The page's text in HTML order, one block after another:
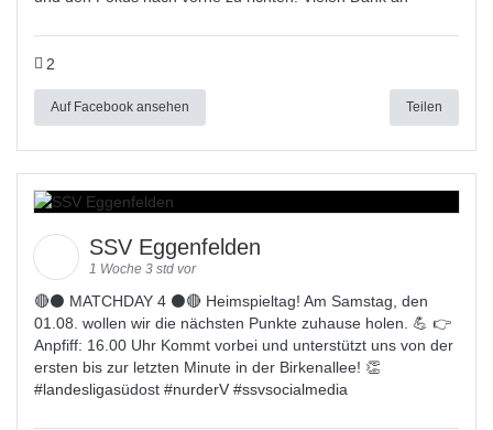
2
Auf Facebook ansehen Teilen
SSV Eggenfelden
1 Woche 3 std vor
🔴⚫ MATCHDAY 4 ⚫🔴 Heimspieltag! Am Samstag, den
01.08. wollen wir die nächsten Punkte zuhause holen. 💪 👉
Anpfiff: 16.00 Uhr Kommt vorbei und unterstützt uns von der
ersten bis zur letzten Minute in der Birkenallee! 👏
#landesligasüdost #nurderV #ssvsocialmedia